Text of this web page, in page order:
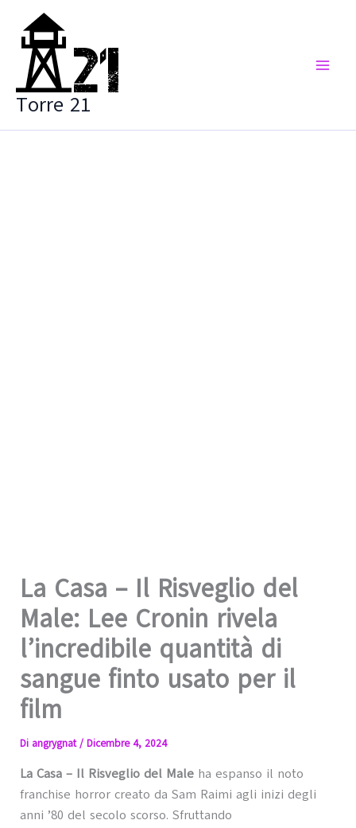
contenuto
Torre 21
La Casa – Il Risveglio del
Male: Lee Cronin rivela
l’incredibile quantità di
sangue finto usato per il
film
Di angrygnat/ Dicembre 4, 2024
La Casa – Il Risveglio del Maleha espanso il noto
franchise horror creato da Sam Raimi agli inizi degli
anni ’80 del secolo scorso. Sfruttando